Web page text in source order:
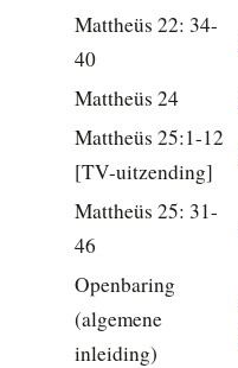
Mattheüs 22: 34-
40
Mattheüs 24
Mattheüs 25:1-12
[TV-uitzending]
Mattheüs 25: 31-
46
Openbaring
(algemene
inleiding)